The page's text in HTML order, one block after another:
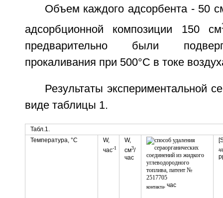
Объем каждого адсорбента - 50
адсорбционной композиции 150 см
предварительно были
прокаливания при 500°C в токе
Результаты экспериментальной
виде таблицы 1.
Табл.1.
Температура, °C
W,
час-1
W,
см3/
час
контакта, час